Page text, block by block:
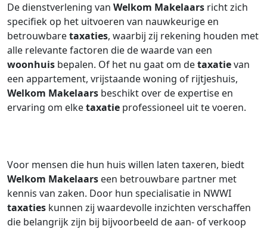
De dienstverlening van Welkom Makelaars richt zich
specifiek op het uitvoeren van nauwkeurige en
betrouwbaretaxaties, waarbij zij rekening houden met
alle relevante factoren die de waarde van een
woonhuis bepalen. Of het nu gaat om detaxatievan
een appartement, vrijstaande woning of rijtjeshuis,
Welkom Makelaars beschikt over de expertise en
ervaring om elketaxatie professioneel uit te voeren.
Voor mensen die hun huis willen laten taxeren, biedt
Welkom Makelaars een betrouwbare partner met
kennis van zaken. Door hun specialisatie in NWWI
taxaties kunnen zij waardevolle inzichten verschaffen
die belangrijk zijn bij bijvoorbeeld de aan- of verkoop